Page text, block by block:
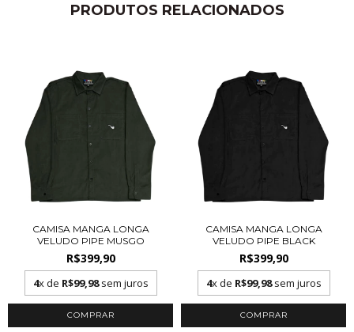
PRODUTOS RELACIONADOS
CAMISA MANGA LONGA
VELUDO PIPE MUSGO
R$399,90
4x de R$99,98sem juros
COMPRAR
CAMISA MANGA LONGA
VELUDO PIPE BLACK
R$399,90
4x de R$99,98sem juros
COMPRAR